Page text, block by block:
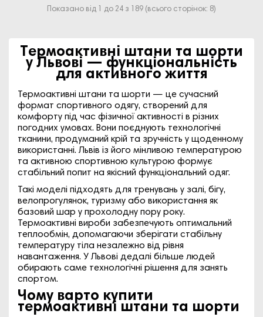
Показано від 1 до 24 з 189 (всього сторінок: 8)
Термоактивні штани та шорти
у Львові — функціональність
для активного життя
Термоактивні штани та шорти — це сучасний
формат спортивного одягу, створений для
комфорту під час фізичної активності в різних
погодних умовах. Вони поєднують технологічні
тканини, продуманий крій та зручність у щоденному
використанні. Львів із його мінливою температурою
та активною спортивною культурою формує
стабільний попит на якісний функціональний одяг.
Такі моделі підходять для тренувань у залі, бігу,
велопрогулянок, туризму або використання як
базовий шар у прохолодну пору року.
Термоактивні вироби забезпечують оптимальний
теплообмін, допомагаючи зберігати стабільну
температуру тіла незалежно від рівня
навантаження. У Львові дедалі більше людей
обирають саме технологічні рішення для занять
спортом.
Чому варто купити
термоактивні штани та шорти